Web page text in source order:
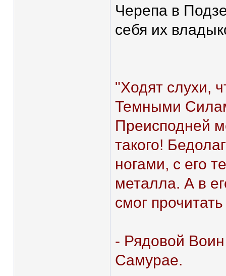
Черепа в
себя их
"Ходят слухи,
Темными
Преисподней
такого!
ногами, с его
металла. А в
смог
- Рядовой
Самурае.